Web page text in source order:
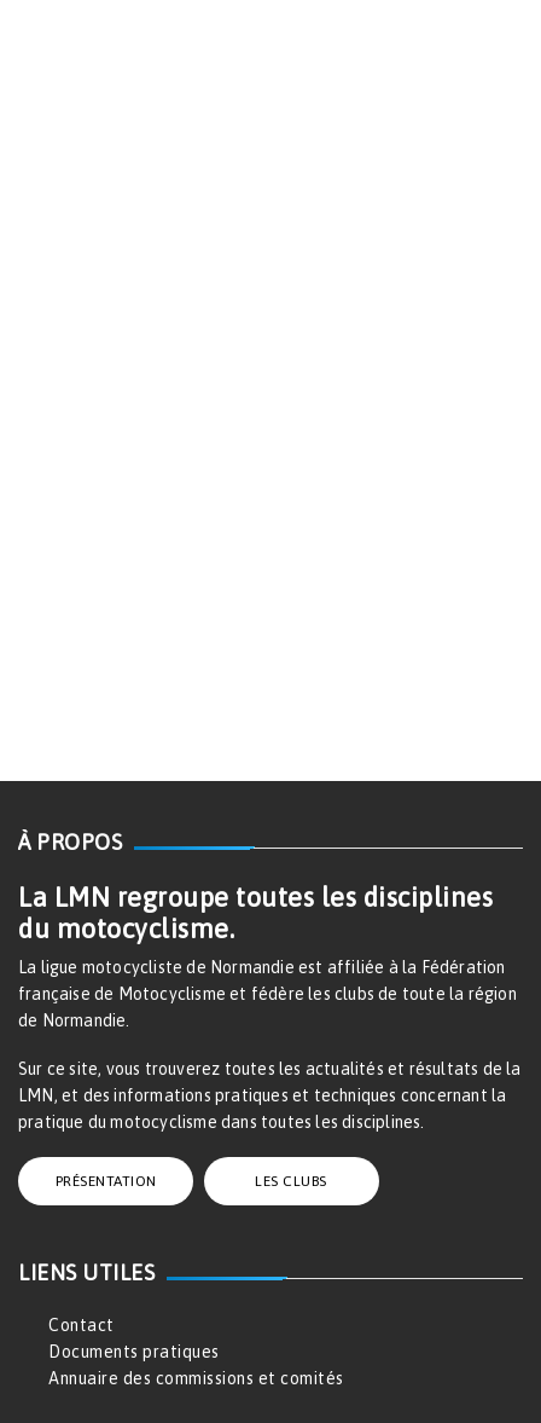
À PROPOS
La LMN regroupe toutes les disciplines
du motocyclisme.
La ligue motocycliste de Normandie est affiliée à la Fédération
française de Motocyclisme et fédère les clubs de toute la région
de Normandie.
Sur ce site, vous trouverez toutes les actualités et résultats de la
LMN, et des informations pratiques et techniques concernant la
pratique du motocyclisme dans toutes les disciplines.
PRÉSENTATION LES CLUBS
LIENS UTILES
Contact
Documents pratiques
Annuaire des commissions et comités